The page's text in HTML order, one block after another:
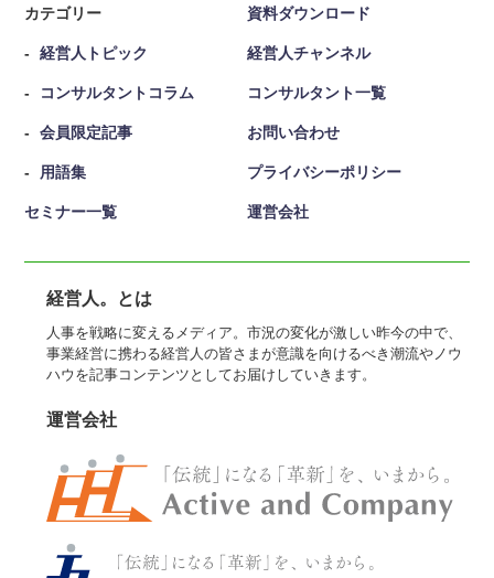
カテゴリー
経営人トピック
コンサルタントコラム
会員限定記事
用語集
セミナー一覧
資料ダウンロード
経営人チャンネル
コンサルタント一覧
お問い合わせ
プライバシーポリシー
運営会社
経営人。とは
人事を戦略に変えるメディア。市況の変化が激しい昨今の中で、
事業経営に携わる経営人の皆さまが意識を向けるべき潮流やノウ
ハウを記事コンテンツとしてお届けしていきます。
運営会社